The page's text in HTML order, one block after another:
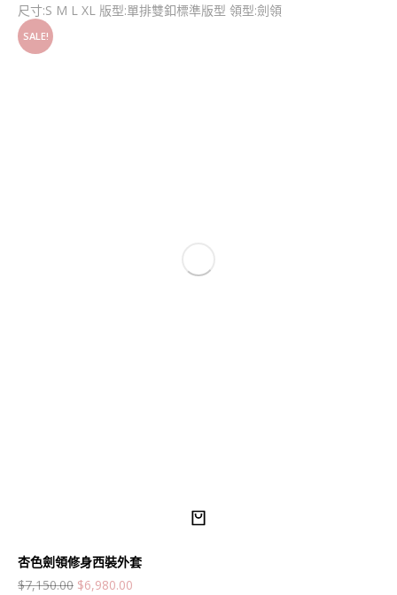
尺寸:S M L XL 版型:單排雙釦標準版型 領型:劍領
SALE!
杏色劍領修身西裝外套
$7,150.00 $6,980.00